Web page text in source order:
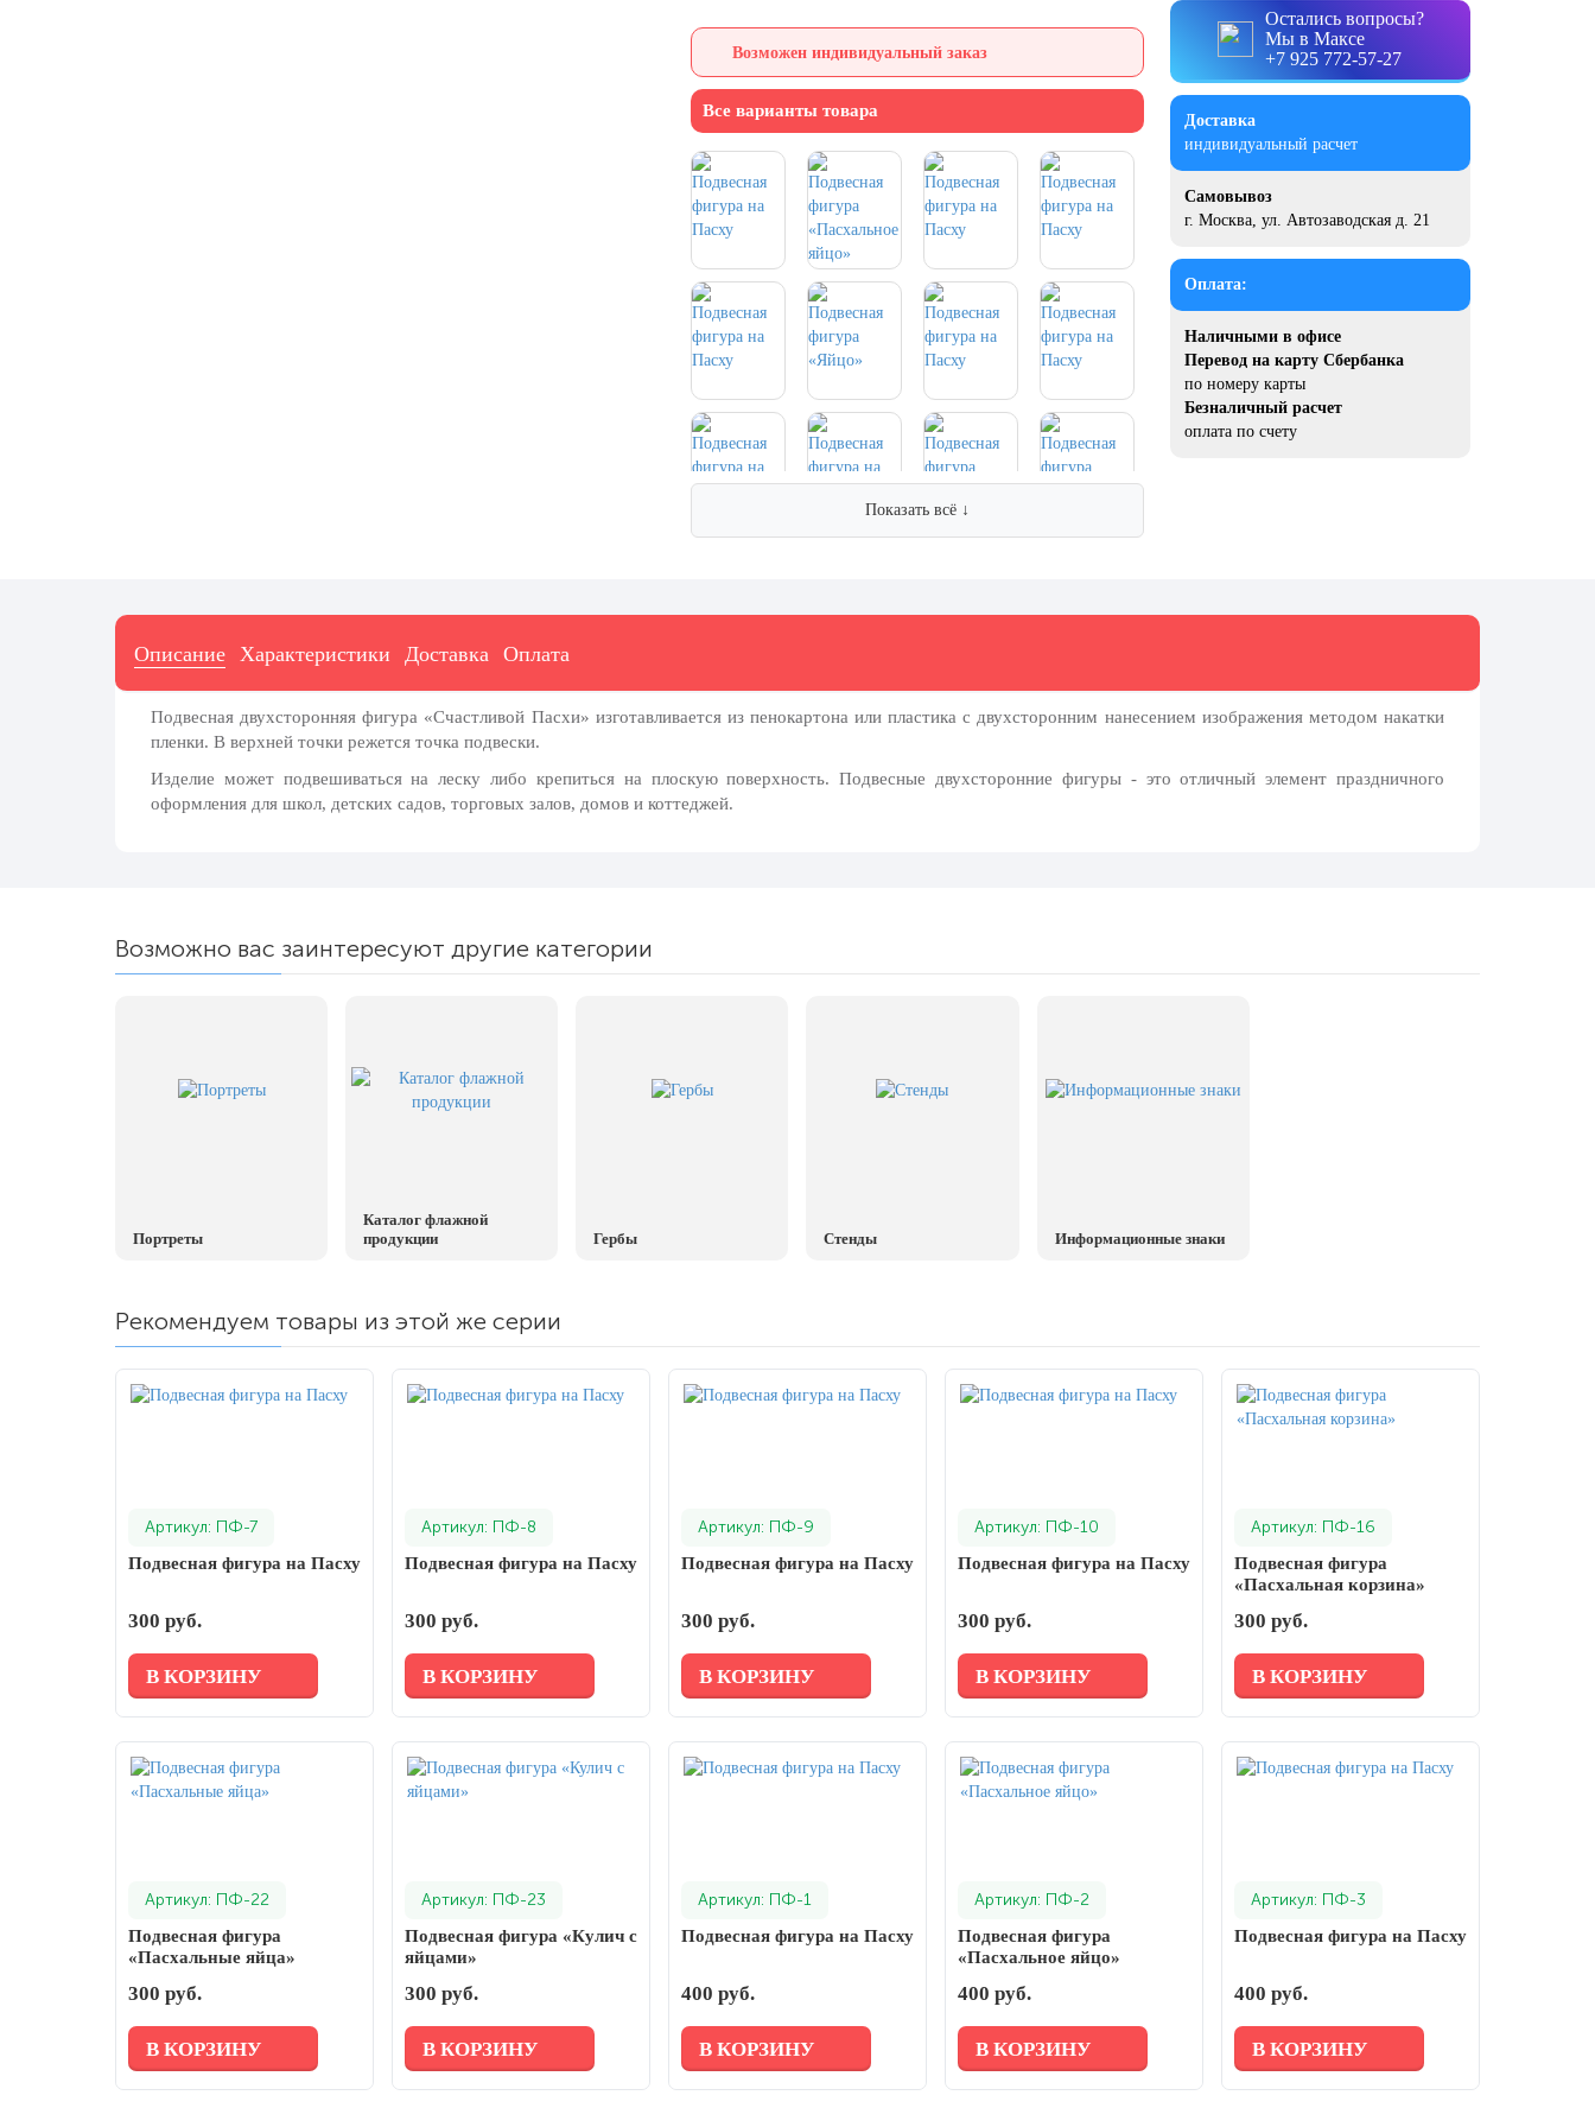
революции
10 ноября, День сотрудника органов
13 ноября, День Войск РХБЗ
19 ноября, День Ракетных Войск и
Артиллерии
День матери (последнее воскресенье
борьбы с коррупцией
20 декабря, День работника органов
безопасности
15 февраля, День памяти о
россиянах...
1 апреля, День смеха
День геолога (первое воскресенье
апреля)
18 апреля, Дни исторического и
1 мая, праздник Весны и Труда
6 мая, День герба и флага города
Москвы
9 мая, День Победы
Возможен индивидуальный заказ
Все варианты товара
Показать всё ↓
Остались вопросы?
Мы в Максе
+7 925 772-57-27
Доставка
индивидуальный расчет
Самовывоз
г. Москва, ул. Автозаводская д. 21
Оплата:
Наличными в офисе
Перевод на карту Сбербанка
по номеру карты
Безналичный расчет
оплата по счету
Описание Характеристики Доставка Оплата
Подвесная двухсторонняя фигура «Счастливой Пасхи» изготавливается из пенокартона или пластика с двухсторонним нанесением изображения методом накатки
пленки. В верхней точки режется точка подвески.
Изделие может подвешиваться на леску либо крепиться на плоскую поверхность. Подвесные двухсторонние фигуры - это отличный элемент праздничного
оформления для школ, детских садов, торговых залов, домов и коттеджей.
Возможно вас заинтересуют другие категории
Портреты
Каталог флажной
продукции
Гербы Стенды Информационные знаки
Рекомендуем товары из этой же серии
Артикул: ПФ-7
Подвесная фигура на Пасху
300 руб.
В КОРЗИНУ
Артикул: ПФ-8
Подвесная фигура на Пасху
300 руб.
В КОРЗИНУ
Артикул: ПФ-9
Подвесная фигура на Пасху
300 руб.
В КОРЗИНУ
Артикул: ПФ-10
Подвесная фигура на Пасху
300 руб.
В КОРЗИНУ
Артикул: ПФ-16
Подвесная фигура
«Пасхальная корзина»
300 руб.
В КОРЗИНУ
Артикул: ПФ-22
Подвесная фигура
«Пасхальные яйца»
300 руб.
В КОРЗИНУ
Артикул: ПФ-23
Подвесная фигура «Кулич с
яйцами»
300 руб.
В КОРЗИНУ
Артикул: ПФ-1
Подвесная фигура на Пасху
400 руб.
В КОРЗИНУ
Артикул: ПФ-2
Подвесная фигура
«Пасхальное яйцо»
400 руб.
В КОРЗИНУ
Артикул: ПФ-3
Подвесная фигура на Пасху
400 руб.
В КОРЗИНУ